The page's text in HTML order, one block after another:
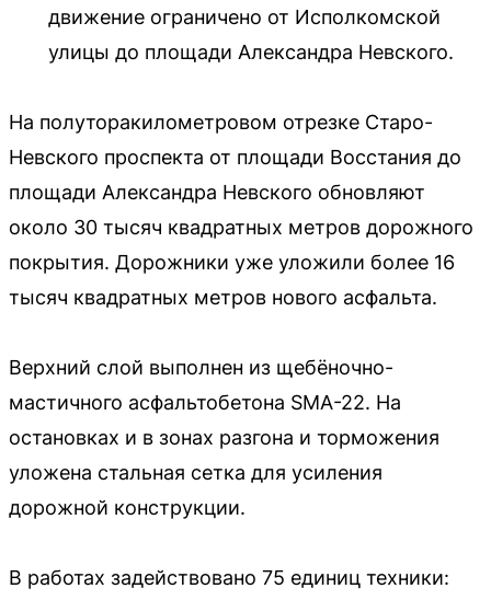
движение ограничено от Исполкомской
улицы до площади Александра Невского.
На полуторакилометровом отрезке Старо-
Невского проспекта от площади Восстания до
площади Александра Невского обновляют
около 30 тысяч квадратных метров дорожного
покрытия. Дорожники уже уложили более 16
тысяч квадратных метров нового асфальта.
Верхний слой выполнен из щебёночно-
мастичного асфальтобетона SMA-22. На
остановках и в зонах разгона и торможения
уложена стальная сетка для усиления
дорожной конструкции.
В работах задействовано 75 единиц техники: